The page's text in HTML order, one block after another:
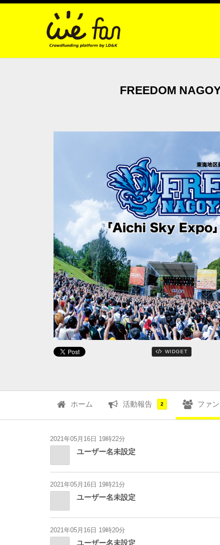
FREEDOM
WIDGET
ホーム 活動報告 2 ファン
2021年05月16日 19時22分
ユーザー名未設定
2021年05月16日 19時21分
ユーザー名未設定
2021年05月16日 19時20分
ユーザー名未設定